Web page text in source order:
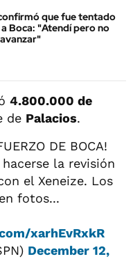
que fue tentado
Boca: "Atendí pero no
4.800.000 de
de Palacios.
DE BOCA!
la revisión
el Xeneize. Los
fotos...
xarhEvRxkR
December 12,